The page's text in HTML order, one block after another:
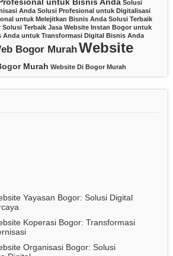
Solusi
Anda Solusi Profesional untuk Digitalisasi
untuk Melejitkan Bisnis Anda Solusi Terbaik
Solusi Terbaik Jasa Website Instan Bogor untuk
Anda untuk Transformasi Digital Bisnis Anda
Bogor MurahWebsite
Murah Website Di Bogor Murah
Yayasan Bogor: Solusi Digital
Koperasi Bogor: Transformasi
Organisasi Bogor: Solusi